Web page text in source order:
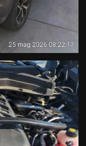
direttamente con